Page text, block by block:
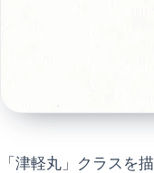
「津軽丸」クラスを